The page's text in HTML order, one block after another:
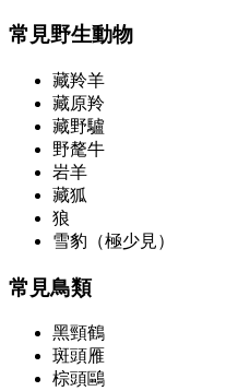
常見野生動物
藏羚羊
藏原羚
藏野驢
野氂牛
岩羊
藏狐
狼
雪豹（極少見）
常見鳥類
黑頸鶴
斑頭雁
棕頭鷗